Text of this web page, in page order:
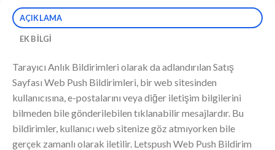
AÇIKLAMA
EK BILGI
Tarayıcı Anlık Bildirimleri olarak da adlandırılan Satış
Sayfası Web Push Bildirimleri, bir web sitesinden
kullanıcısına, e-postalarını veya diğer iletişim bilgilerini
bilmeden bile gönderilebilen tıklanabilir mesajlardır. Bu
bildirimler, kullanıcı web sitenize göz atmıyorken bile
gerçek zamanlı olarak iletilir. Letspush Web Push Bildirim